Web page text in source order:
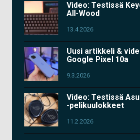
Video: Testissä
All-Wood
13.4.2026
Uusi artikkeli &
Google Pixel 10a
9.3.2026
Video: Testissä
-pelikuulokkeet
11.2.2026